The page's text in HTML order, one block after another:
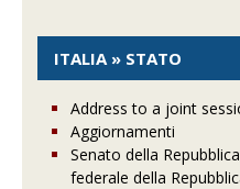
ITALIA » STATO
Address to a joint
Aggiornamenti
Senato della
federale della